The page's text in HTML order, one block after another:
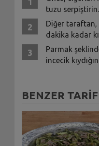
tuzu
Diğer taraftan,
dakika kadar
Parmak
incecik
BENZER